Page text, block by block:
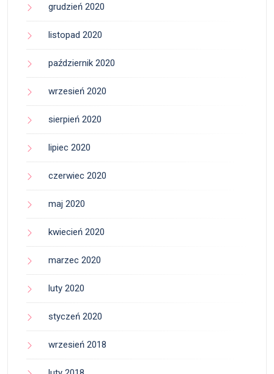
grudzień 2020
listopad 2020
październik 2020
wrzesień 2020
sierpień 2020
lipiec 2020
czerwiec 2020
maj 2020
kwiecień 2020
marzec 2020
luty 2020
styczeń 2020
wrzesień 2018